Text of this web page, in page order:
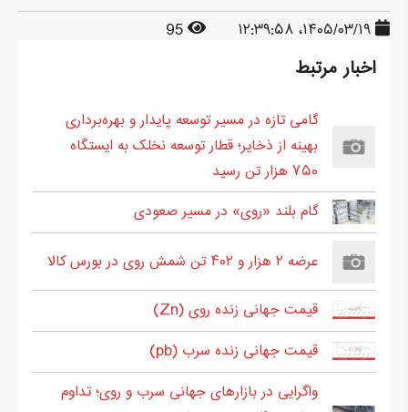
اخبار مرتبط
گامی تازه در مسیر توسعه پایدار و بهره‌برداری
بهینه از ذخایر؛ قطار توسعه نخلک به ایستگاه
۷۵۰ هزار تن رسید
گام بلند «روی» در مسیر صعودی
عرضه ۲ هزار و ۴۰۲ تن شمش روی در بورس کالا
قیمت جهانی زنده روی (Zn)
قیمت جهانی زنده سرب (pb)
واگرایی در بازارهای جهانی سرب و روی؛ تداوم